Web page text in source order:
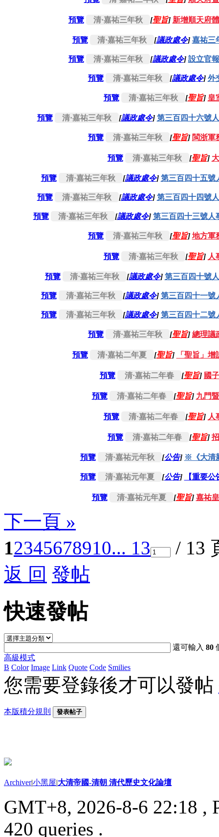
預覽 清·嘉祐三年秋 [聖旨] 新增順天府
預覽 清·嘉祐三年秋 [議政處令] 嘉祐三
預覽 清·嘉祐三年秋 [議政處令] 設立官
預覽 清·嘉祐三年秋 [議政處令] 外
預覽 清·嘉祐三年秋 [聖旨] 皇
預覽 清·嘉祐三年秋 [議政處令] 第三百四十六號
預覽 清·嘉祐三年秋 [聖旨] 閩浙軍
預覽 清·嘉祐三年秋 [聖旨]
預覽 清·嘉祐三年秋 [議政處令] 第三百四十五號
預覽 清·嘉祐三年秋 [議政處令] 第三百四十四號
預覽 清·嘉祐三年秋 [議政處令] 第三百四十三號人
預覽 清·嘉祐三年秋 [聖旨] 地方軍
預覽 清·嘉祐三年秋 [聖旨] 人
預覽 清·嘉祐三年秋 [議政處令] 第三百四十號
預覽 清·嘉祐三年秋 [議政處令] 第三百四十一號
預覽 清·嘉祐三年秋 [議政處令] 第三百四十二號
預覽 清·嘉祐三年秋 [聖旨] 總理議
預覽 清·嘉祐二年夏 [聖旨] 「聖旨」
預覽 清·嘉祐二年春 [聖旨] 國
預覽 清·嘉祐二年春 [聖旨] 九門
預覽 清·嘉祐二年春 [聖旨] 人
預覽 清·嘉祐二年春 [聖旨]
預覽 清·嘉祐元年秋 [公告] ※《大清
預覽 清·嘉祐元年夏 [公告] 【重要
預覽 清·嘉祐元年夏 [聖旨] 嘉祐
下一頁 »
12345678910... 13
/ 13
返 回 發帖
快速發帖
還可輸入80
高級模式
B Color Image Link Quote Code Smilies
您需要登錄後才可以發帖
本版積分規則 發表帖子
Archiver|小黑屋|大清帝國-清朝 清代歷史文化論壇
GMT+8, 2026-8-6 22:18 ,
420 queries .